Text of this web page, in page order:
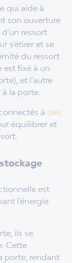
qui aide à
son ouverture
ressort
s'étirer et se
du ressort
est fixé à un
et l'autre
la porte.
à des
équilibrer et
est
l'énergie
ils se
Cette
porte, rendant